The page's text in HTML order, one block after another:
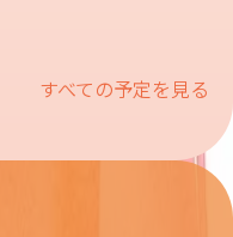
すべての予定を見る